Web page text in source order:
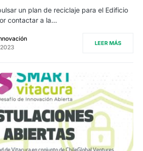
un plan de reciclaje para el Edificio
contactar a la…
LEER MÁS